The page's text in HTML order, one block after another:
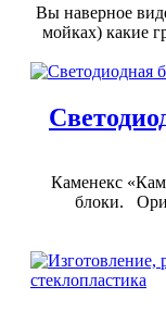
Вы наверное
мойках) какие
Каменекс
блоки.